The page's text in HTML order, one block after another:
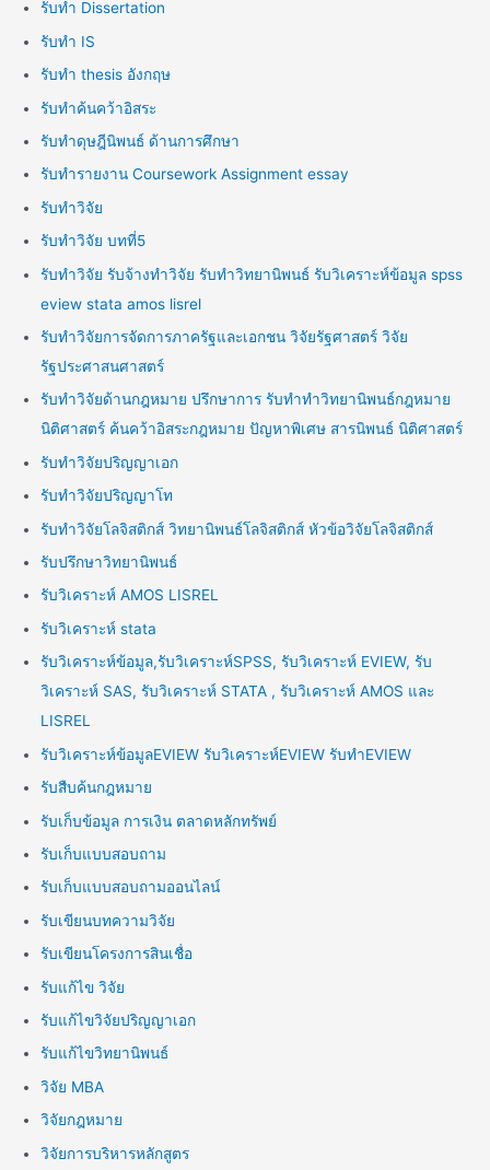
รับทำ Dissertation
รับทำ IS
รับทำ thesis อังกฤษ
รับทำค้นคว้าอิสระ
รับทำดุษฎีนิพนธ์ ด้านการศึกษา
รับทำรายงาน Coursework Assignment essay
รับทำวิจัย
รับทำวิจัย บทที่5
รับทำวิจัย รับจ้างทำวิจัย รับทำวิทยานิพนธ์ รับวิเคราะห์ข้อมูล spss
eview stata amos lisrel
รับทำวิจัยการจัดการภาครัฐและเอกชน วิจัยรัฐศาสตร์ วิจัย
รัฐประศาสนศาสตร์
รับทำวิจัยด้านกฎหมาย ปรึกษาการ รับทำทำวิทยานิพนธ์กฎหมาย
นิติศาสตร์ ค้นคว้าอิสระกฎหมาย ปัญหาพิเศษ สารนิพนธ์ นิติศาสตร์
รับทำวิจัยปริญญาเอก
รับทำวิจัยปริญญาโท
รับทำวิจัยโลจิสติกส์ วิทยานิพนธ์โลจิสติกส์ หัวข้อวิจัยโลจิสติกส์
รับปรึกษาวิทยานิพนธ์
รับวิเคราะห์ AMOS LISREL
รับวิเคราะห์ stata
รับวิเคราะห์ข้อมูล,รับวิเคราะห์SPSS, รับวิเคราะห์ EVIEW, รับ
วิเคราะห์ SAS, รับวิเคราะห์ STATA , รับวิเคราะห์ AMOS และ
LISREL
รับวิเคราะห์ข้อมูลEVIEW รับวิเคราะห์EVIEW รับทำEVIEW
รับสืบค้นกฎหมาย
รับเก็บข้อมูล การเงิน ตลาดหลักทรัพย์
รับเก็บแบบสอบถาม
รับเก็บแบบสอบถามออนไลน์
รับเขียนบทความวิจัย
รับเขียนโครงการสินเชื่อ
รับแก้ไข วิจัย
รับแก้ไขวิจัยปริญญาเอก
รับแก้ไขวิทยานิพนธ์
วิจัย MBA
วิจัยกฎหมาย
วิจัยการบริหารหลักสูตร